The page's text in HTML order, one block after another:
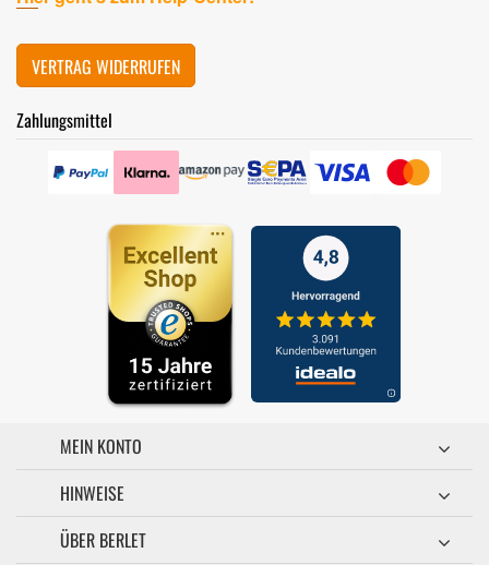
VERTRAG WIDERRUFEN
Zahlungsmittel
MEIN KONTO
HINWEISE
ÜBER BERLET